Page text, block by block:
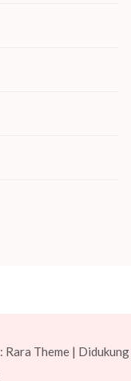
Rara Theme| Didukung